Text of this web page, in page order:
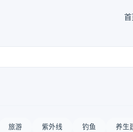
旅游 紫外线 钓鱼 养生